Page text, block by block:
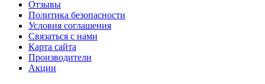
Отзывы
Политика безопасности
Условия соглашения
Связаться с нами
Карта сайта
Производители
Акции